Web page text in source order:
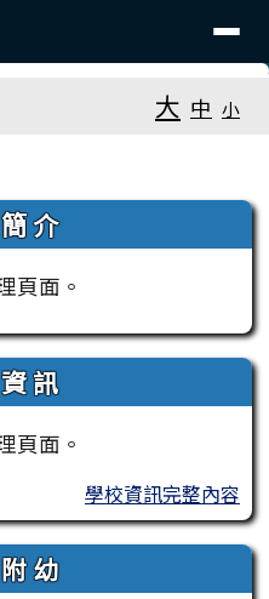
大 中 小
介
頁面。
訊
頁面。
學校資訊完整內容
幼